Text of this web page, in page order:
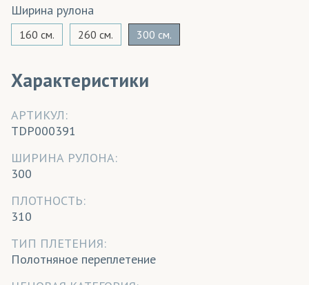
Ширина рулона
160 см. 260 см. 300 см.
Характеристики
АРТИКУЛ:
TDP000391
ШИРИНА РУЛОНА:
300
ПЛОТНОСТЬ:
310
ТИП ПЛЕТЕНИЯ:
Полотняное переплетение